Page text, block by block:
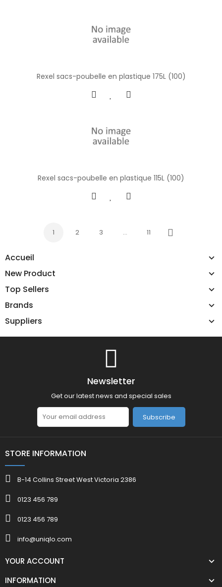
Accueil
New Product
Top Sellers
Brands
Suppliers
Rexel sacs-poubelle en plastique 175L (100)
Rexel sacs-poubelle en plastique 115L (100)
1 2 3 … 11
Next
Newsletter
Get our latest news and special sales
Subscribe
STORE INFORMATION
B-14 Collins Street West Victoria 2386
0123 456 789
0123 456 789
info@uniqlo.com
YOUR ACCOUNT
INFORMATION